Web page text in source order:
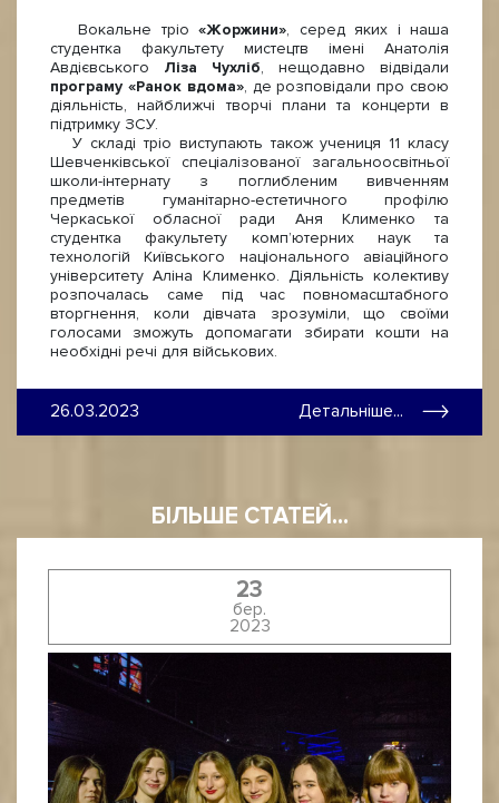
Вокальне тріо«Жоржини», серед яких і наша
студентка факультету мистецтв імені Анатолія
Авдієвського Ліза Чухліб, нещодавно відвідали
програму «Ранок вдома», де розповідали про свою
діяльність, найближчі творчі плани та концерти в
підтримку ЗСУ.
У складі тріо виступають також учениця 11 класу
Шевченківської спеціалізованої загальноосвітньої
школи-інтернату з поглибленим вивченням
предметів гуманітарно-естетичного профілю
Черкаської обласної ради Аня Клименко та
студентка факультету комп’ютерних наук та
технологій Київського національного авіаційного
університету Аліна Клименко. Діяльність колективу
розпочалась саме під час повномасштабного
вторгнення, коли дівчата зрозуміли, що своїми
голосами зможуть допомагати збирати кошти на
необхідні речі для військових.
26.03.2023 Детальніше...
БІЛЬШЕ СТАТЕЙ...
23
бер.
2023